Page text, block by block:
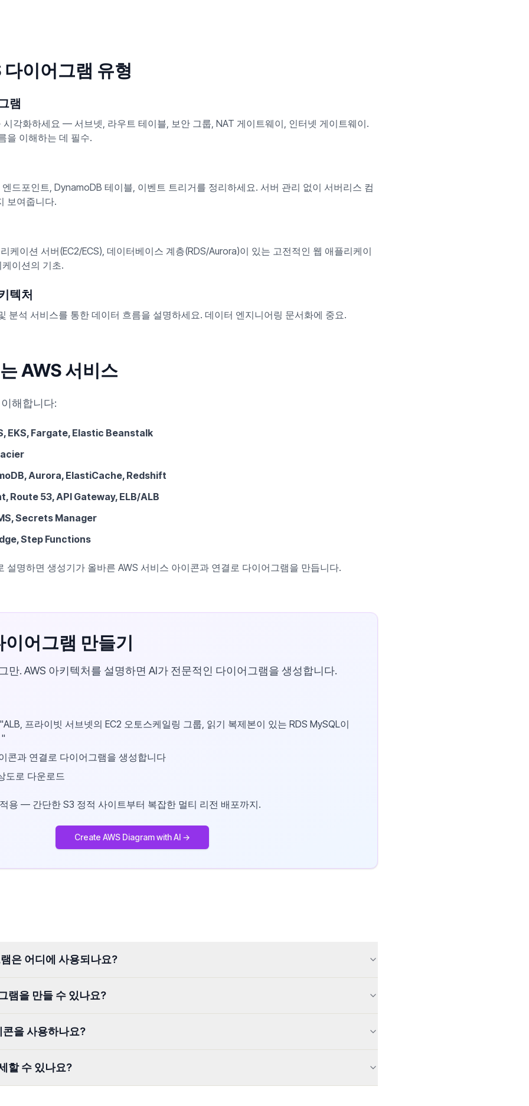
이어그램 유형
램
시각화하세요 — 서브넷, 라우트 테이블, 보안 그룹, NAT 게이트웨이, 인터넷 게이트웨이.
을 이해하는 데 필수.
드포인트, DynamoDB 테이블, 이벤트 트리거를 정리하세요. 서버 관리 없이 서버리스 컴
보여줍니다.
케이션 서버(EC2/ECS), 데이터베이스 계층(RDS/Aurora)이 있는 고전적인 웹 애플리케이
이션의 기초.
텍처
분석 서비스를 통한 데이터 흐름을 설명하세요. 데이터 엔지니어링 문서화에 중요.
AWS 서비스
해합니다:
EKS, Fargate, Elastic Beanstalk
Aurora, ElastiCache, Redshift
Route 53, API Gateway, ELB/ALB
Secrets Manager
Step Functions
설명하면 생성기가 올바른 AWS 서비스 아이콘과 연결로 다이어그램을 만듭니다.
어그램 만들기
만. AWS 아키텍처를 설명하면 AI가 전문적인 다이어그램을 생성합니다.
프라이빗 서브넷의 EC2 오토스케일링 그룹, 읽기 복제본이 있는 RDS MySQL이
콘과 연결로 다이어그램을 생성합니다
도로 다운로드
용 — 간단한 S3 정적 사이트부터 복잡한 멀티 리전 배포까지.
Create AWS Diagram with AI →
은 어디에 사용되나요?
램을 만들 수 있나요?
을 사용하나요?
할 수 있나요?